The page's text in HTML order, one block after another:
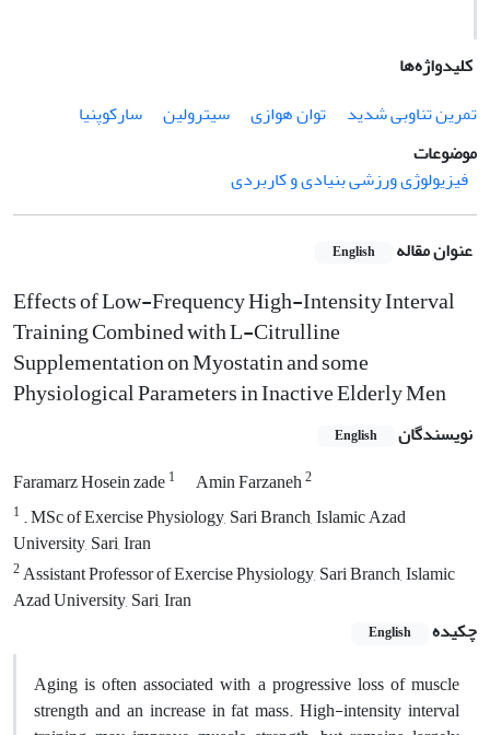
کلیدواژه‌ها
تمرین تناوبی شدید
توان هوازی سیترولین
سارکوپنیا
موضوعات
فیزیولوژی ورزشی بنیادی و کاربردی
عنوان مقاله English
Effects of Low-Frequency High-Intensity Interval
Training Combined with L-Citrulline
Supplementation on Myostatin and some
Physiological Parameters in Inactive Elderly Men
نویسندگان English
Faramarz Hosein zade1 Amin Farzaneh2
1 . MSc of Exercise Physiology, Sari Branch, Islamic Azad
University, Sari, Iran
2Assistant Professor of Exercise Physiology, Sari Branch, Islamic
Azad University, Sari, Iran
چکیده
English
Aging is often associated with a progressive loss of muscle
strength and an increase in fat mass. High-intensity interval